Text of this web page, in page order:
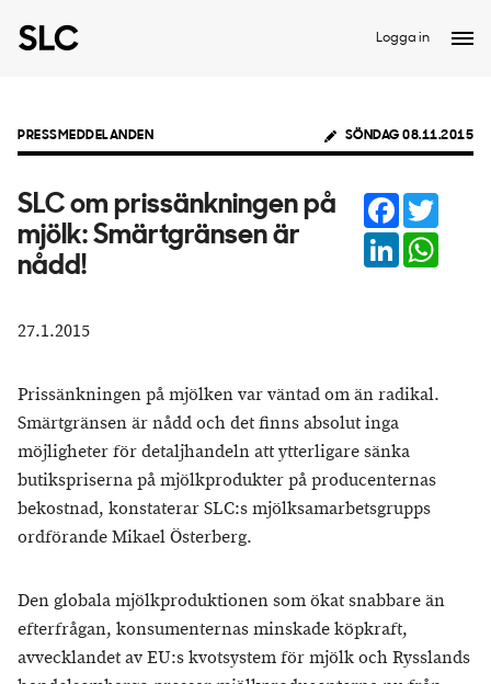
Logga in
PRESSMEDDELANDEN SÖNDAG 08.11.2015
SLC om prissänkningen på
mjölk: Smärtgränsen är
nådd!
Facebook
LinkedIn
27.1.2015
Prissänkningen på mjölken var väntad om än radikal.
Smärtgränsen är nådd och det finns absolut inga
möjligheter för detaljhandeln att ytterligare sänka
butikspriserna på mjölkprodukter på producenternas
bekostnad, konstaterar SLC:s mjölksamarbetsgrupps
ordförande Mikael Österberg.
Den globala mjölkproduktionen som ökat snabbare än
efterfrågan, konsumenternas minskade köpkraft,
avvecklandet av EU:s kvotsystem för mjölk och Rysslands